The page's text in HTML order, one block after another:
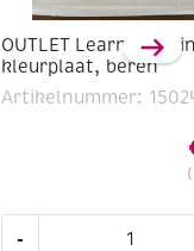
OUTLET Learn to
kleurplaat, beren
Artikelnummer:
-